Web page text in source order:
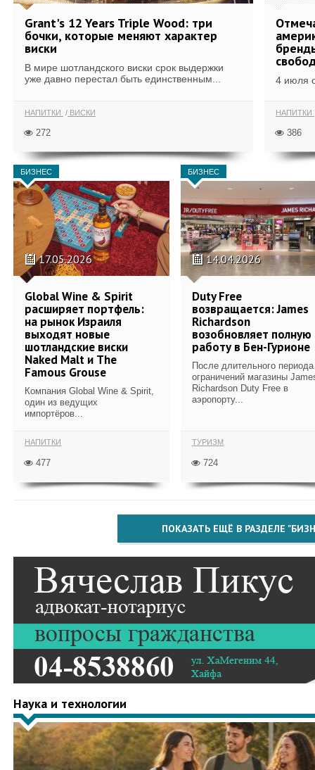
Grant's 12 Years Triple Wood: три
бочки, которые меняют характер
виски
В мире шотландского виски срок выдержки
уже давно перестал быть единственным...
НАПИТКИ ВИСКИ
272
4 июля
НАПИТКИ
386
БИЗНЕС
17.05.2026
Global Wine & Spirit
расширяет портфель:
на рынок Израиля
выходят новые
шотландские виски
Naked Malt и The
Famous Grouse
Компания Global Wine & Spirit,
один из ведущих
импортёров...
НАПИТКИ
477
БИЗНЕС
14.04.2026
Duty Free
возвращается: James
Richardson
возобновляет полную
работу в Бен-Гурионе
После длительного периода
ограничений магазины
Richardson Duty Free в
аэропорту...
ТУРИЗМ
724
ПОКАЗАТЬ ЕЩЁ В РАЗДЕЛЕ
Наука и технологии